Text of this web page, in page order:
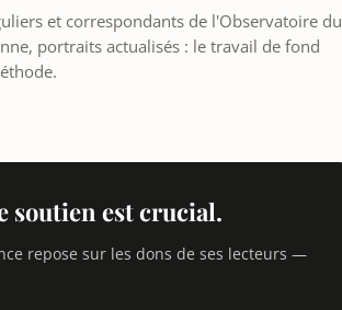
et correspondants de l'Observatoire du
portraits actualisés : le travail de fond
soutien est crucial.
repose sur les dons de ses lecteurs —